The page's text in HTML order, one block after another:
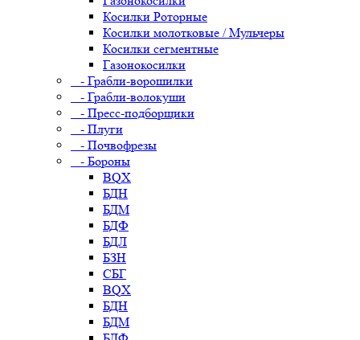
Косилки Роторные
Косилки молотковые / Мульчеры
Косилки сегментные
Газонокосилки
- Грабли-ворошилки
- Грабли-волокуши
- Пресс-подборщики
- Плуги
- Почвофрезы
- Бороны
BQX
БДН
БДМ
БДФ
БДЛ
БЗН
СБГ
BQX
БДН
БДМ